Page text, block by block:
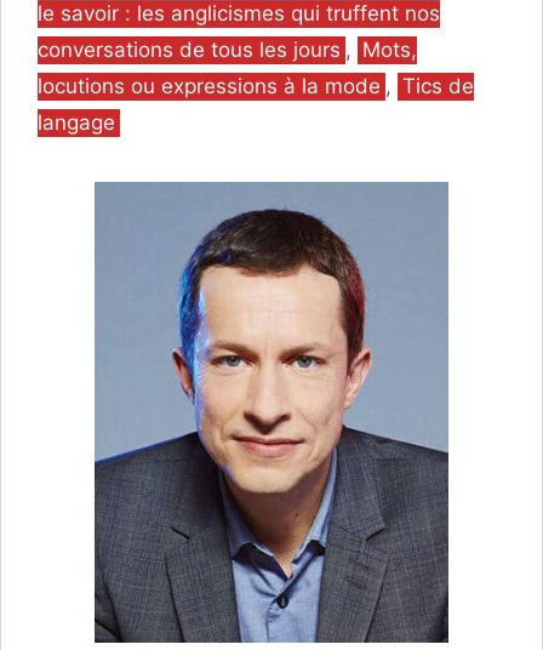
le savoir : les anglicismes qui truffent nos
conversations de tous les jours , Mots,
locutions ou expressions à la mode , Tics de
langage